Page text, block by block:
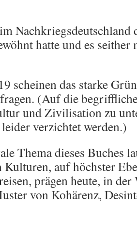
Nachkriegsdeutschland
hatte und es
scheinen das starke
(Auf die
und Zivilisation zu
verzichtet werden.)
Thema dieses Buches
auf höchster
prägen heute, in der
von Kohärenz,